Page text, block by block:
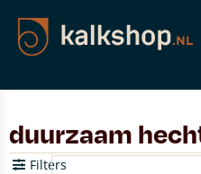
duurzaam
Filters